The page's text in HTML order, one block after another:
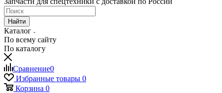
Найти
Каталог
По всему сайту
По каталогу
Сравнение0
Избранные товары 0
Корзина 0